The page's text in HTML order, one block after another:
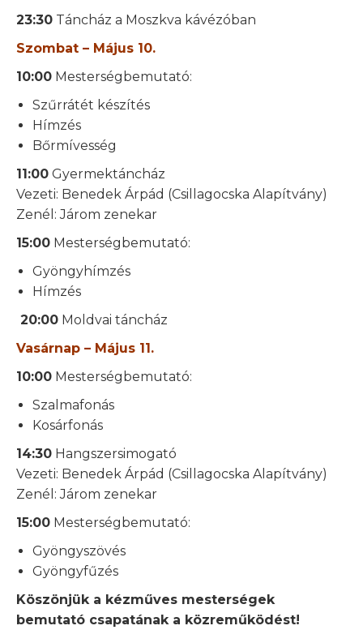
23:30 Táncház a Moszkva kávézóban
Szombat – Május 10.
10:00 Mesterségbemutató:
Szűrrátét készítés
Hímzés
Bőrmívesség
11:00 Gyermektáncház
Vezeti: Benedek Árpád (Csillagocska Alapítvány)
Zenél: Járom zenekar
15:00 Mesterségbemutató:
Gyöngyhímzés
Hímzés
20:00 Moldvai táncház
Vasárnap – Május 11.
10:00 Mesterségbemutató:
Szalmafonás
Kosárfonás
14:30 Hangszersimogató
Vezeti: Benedek Árpád (Csillagocska Alapítvány)
Zenél: Járom zenekar
15:00 Mesterségbemutató:
Gyöngyszövés
Gyöngyfűzés
Köszönjük a kézműves mesterségek
bemutató csapatának a közreműködést!